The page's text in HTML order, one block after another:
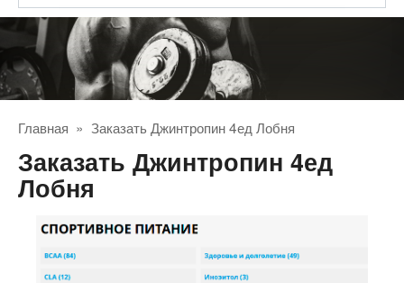
Главная » Заказать Джинтропин 4ед Лобня
Заказать Джинтропин 4ед
Лобня